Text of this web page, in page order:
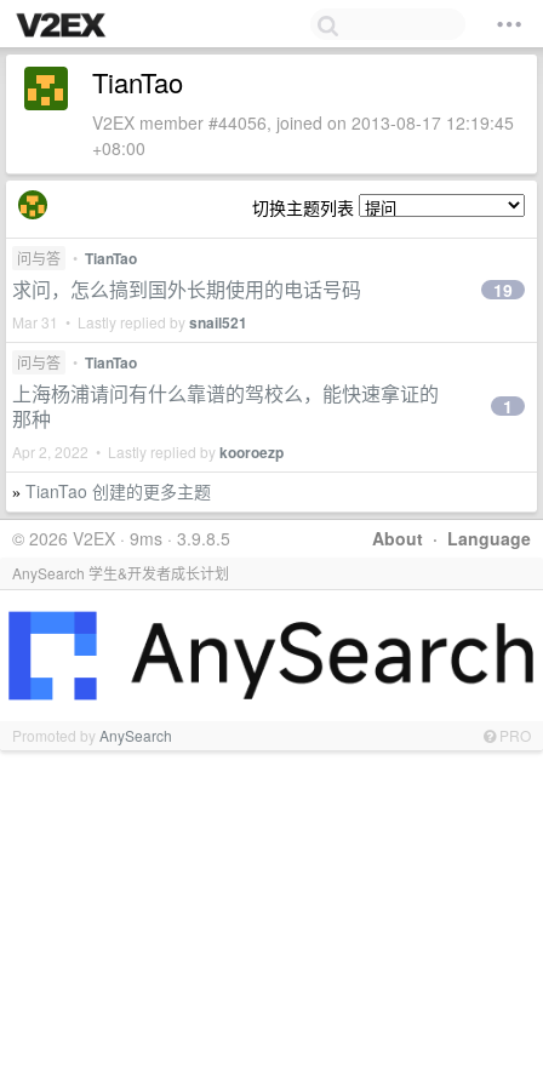
TianTao
V2EX member #44056, joined on 2013-08-17 12:19:45
+08:00
切换主题列表
问与答 • TianTao
求问，怎么搞到国外长期使用的电话号码
Mar 31 • Lastly replied bysnail521
19
问与答 • TianTao
上海杨浦请问有什么靠谱的驾校么，能快速拿证的
那种
Apr 2, 2022 • Lastly replied bykooroezp
1
» TianTao 创建的更多主题
About · Language
© 2026 V2EX · 9ms · 3.9.8.5
AnySearch 学生&开发者成长计划
Promoted byAnySearch PRO